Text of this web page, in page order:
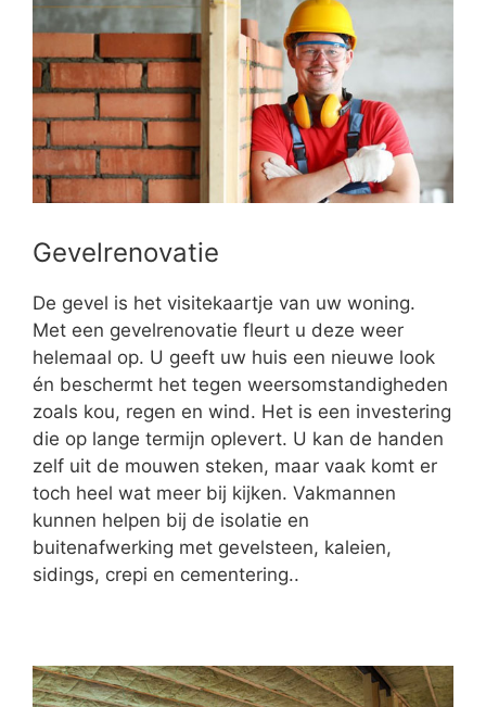
Gevelrenovatie
De gevel is het visitekaartje van uw woning.
Met een gevelrenovatie fleurt u deze weer
helemaal op. U geeft uw huis een nieuwe look
én beschermt het tegen weersomstandigheden
zoals kou, regen en wind. Het is een investering
die op lange termijn oplevert. U kan de handen
zelf uit de mouwen steken, maar vaak komt er
toch heel wat meer bij kijken. Vakmannen
kunnen helpen bij de isolatie en
buitenafwerking met gevelsteen, kaleien,
sidings, crepi en cementering..